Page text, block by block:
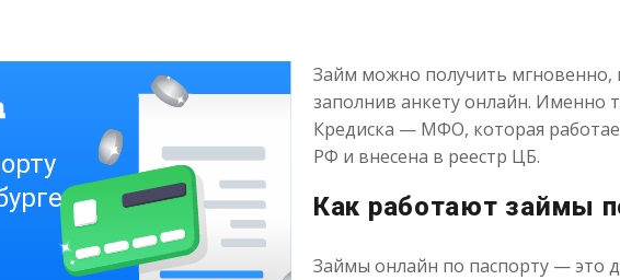
Займ можно получить мгновенно,
заполнив анкету онлайн. Именно
Кредиска — МФО, которая
РФ и внесена в реестр ЦБ.
Как работают займы
Займы онлайн по паспорту — это